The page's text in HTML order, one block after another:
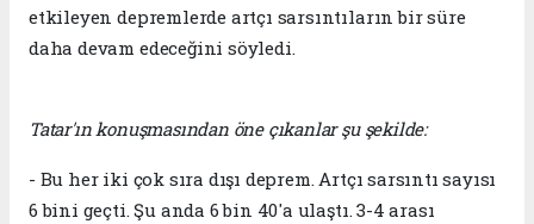
etkileyen depremlerde artçı sarsıntıların bir süre
daha devam edeceğini söyledi.
Tatar'ın konuşmasından öne çıkanlar şu şekilde:
- Bu her iki çok sıra dışı deprem. Artçı sarsıntı sayısı
6 bini geçti. Şu anda 6 bin 40'a ulaştı. 3-4 arası